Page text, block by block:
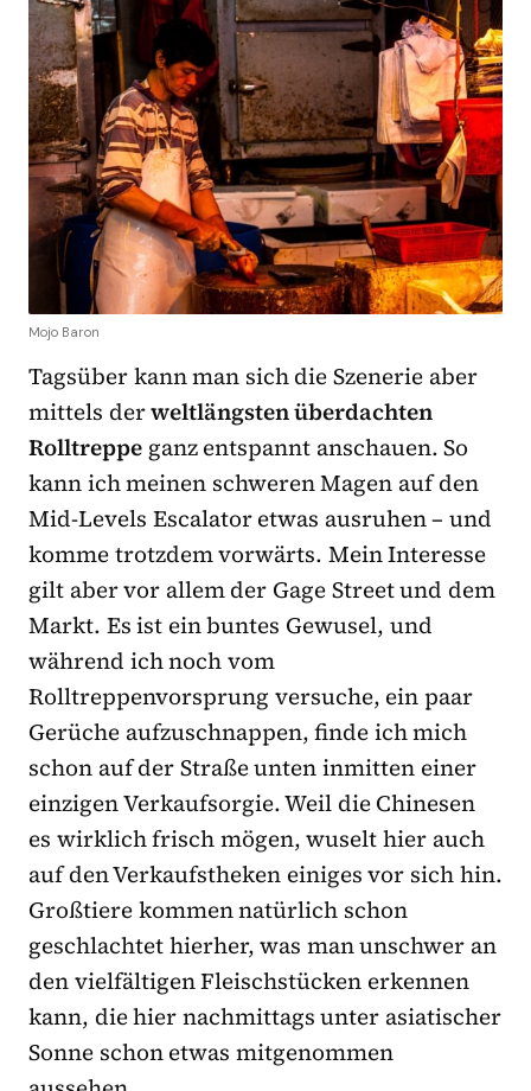
Mojo Baron
Tagsüber kann man sich die Szenerie aber
mittels derweltlängsten überdachten
Rolltreppe ganz entspannt anschauen. So
kann ich meinen schweren Magen auf den
Mid-Levels Escalator etwas ausruhen – und
komme trotzdem vorwärts. Mein Interesse
gilt aber vor allem der Gage Street und dem
Markt. Es ist ein buntes Gewusel, und
während ich noch vom
Rolltreppenvorsprung versuche, ein paar
Gerüche aufzuschnappen, finde ich mich
schon auf der Straße unten inmitten einer
einzigen Verkaufsorgie. Weil die Chinesen
es wirklich frisch mögen, wuselt hier auch
auf den Verkaufstheken einiges vor sich hin.
Großtiere kommen natürlich schon
geschlachtet hierher, was man unschwer an
den vielfältigen Fleischstücken erkennen
kann, die hier nachmittags unter asiatischer
Sonne schon etwas mitgenommen